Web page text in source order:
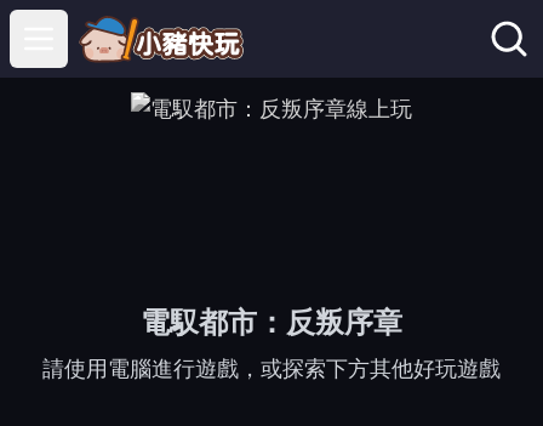
Open main menu
電馭都市：反叛序章
請使用電腦進行遊戲，或探索下方其他好玩遊戲